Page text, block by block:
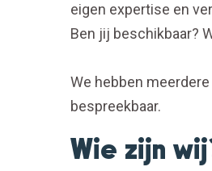
eigen expertise en
Ben jij beschikbaar?
We hebben
bespreekbaar.
Wie zijn